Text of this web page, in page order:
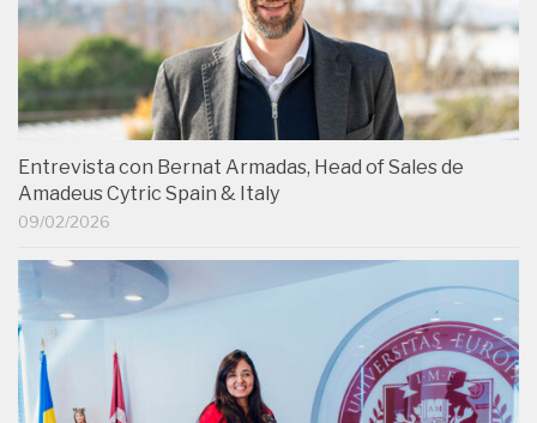
Entrevista con Bernat Armadas, Head of Sales de
Amadeus Cytric Spain & Italy
09/02/2026